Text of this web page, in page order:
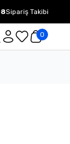
Ücretsiz Kargo.
Sipariş Takibi
0